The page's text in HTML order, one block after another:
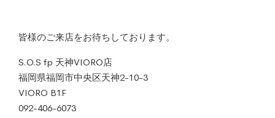
皆様のご来店をお待ちしております。
S.O.S fp 天神VIORO店
福岡県福岡市中央区天神2-10-3
VIORO B1F
092-406-6073